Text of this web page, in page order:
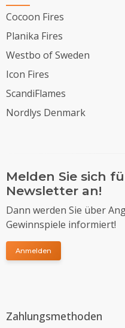
Cocoon Fires
Planika Fires
Westbo of Sweden
Icon Fires
ScandiFlames
Nordlys Denmark
Melden Sie sich
Newsletter an!
Dann werden Sie über
Gewinnspiele informiert!
Anmelden
Zahlungsmethoden